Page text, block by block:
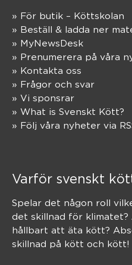
» För butik – Köttskolan
» Beställ & ladda ner
» MyNewsDesk
» Prenumerera på våra
» Kontakta oss
» Frågor och svar
» Vi sponsrar
» What is Svenskt Kött?
» Följ våra nyheter via
Varför svenskt
Spelar det någon roll
det skillnad för
hållbart att äta kött?
skillnad på kött och kött!